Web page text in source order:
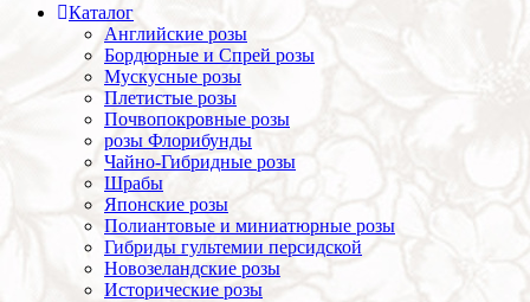
Каталог
Английские розы
Бордюрные и Спрей розы
Мускусные розы
Плетистые розы
Почвопокровные розы
розы Флорибунды
Чайно-Гибридные розы
Шрабы
Японские розы
Полиантовые и миниатюрные розы
Гибриды гультемии персидской
Новозеландские розы
Исторические розы